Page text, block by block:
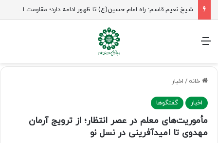
منو
خانه / اخبار
اخبار گفتگوها
مأموریت‌های معلم در عصر انتظار؛ از ترویج آرمان
مهدوی تا امیدآفرینی در نسل نو